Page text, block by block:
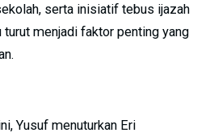
serta inisiatif tebus ijazah
menjadi faktor penting yang
Yusuf menuturkan Eri